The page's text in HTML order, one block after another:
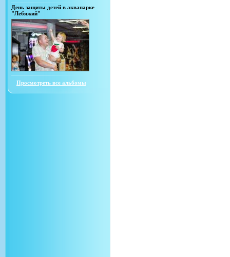
День защиты детей в аквапарке
"Лебяжий"
Просмотреть все альбомы